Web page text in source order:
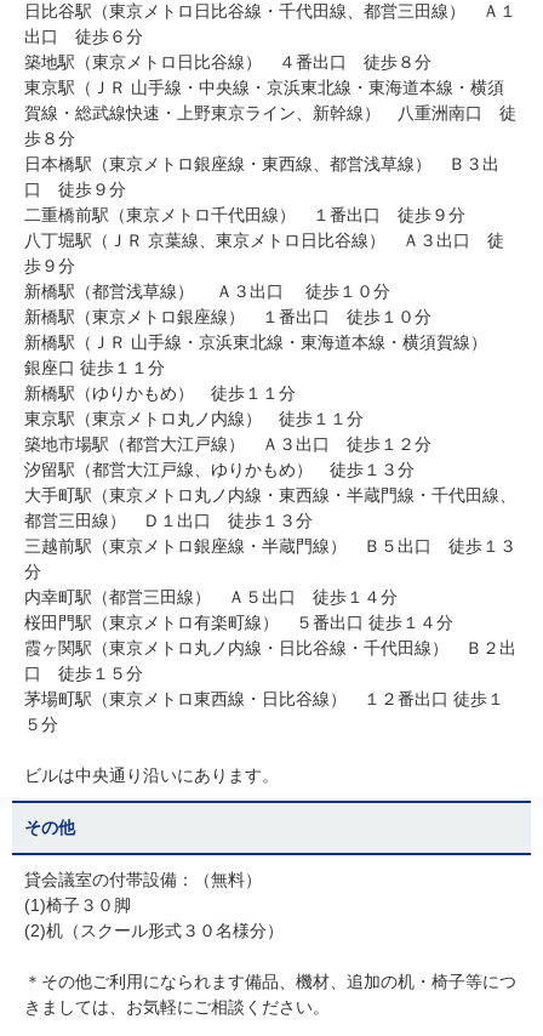
日比谷駅（東京メトロ日比谷線・千代田線、都営三田線） Ａ１
出口 徒歩６分
築地駅（東京メトロ日比谷線） ４番出口 徒歩８分
東京駅（ＪＲ 山手線・中央線・京浜東北線・東海道本線・横須
賀線・総武線快速・上野東京ライン、新幹線） 八重洲南口 徒
歩８分
日本橋駅（東京メトロ銀座線・東西線、都営浅草線） Ｂ３出
口 徒歩９分
二重橋前駅（東京メトロ千代田線） １番出口 徒歩９分
八丁堀駅（ＪＲ 京葉線、東京メトロ日比谷線） Ａ３出口 徒
歩９分
新橋駅（都営浅草線） Ａ３出口 徒歩１０分
新橋駅（東京メトロ銀座線） １番出口 徒歩１０分
新橋駅（ＪＲ 山手線・京浜東北線・東海道本線・横須賀線）
銀座口 徒歩１１分
新橋駅（ゆりかもめ） 徒歩１１分
東京駅（東京メトロ丸ノ内線） 徒歩１１分
築地市場駅（都営大江戸線） Ａ３出口 徒歩１２分
汐留駅（都営大江戸線、ゆりかもめ） 徒歩１３分
大手町駅（東京メトロ丸ノ内線・東西線・半蔵門線・千代田線、
都営三田線） Ｄ１出口 徒歩１３分
三越前駅（東京メトロ銀座線・半蔵門線） Ｂ５出口 徒歩１３
分
内幸町駅（都営三田線） Ａ５出口 徒歩１４分
桜田門駅（東京メトロ有楽町線） ５番出口 徒歩１４分
霞ヶ関駅（東京メトロ丸ノ内線・日比谷線・千代田線） Ｂ２出
口 徒歩１５分
茅場町駅（東京メトロ東西線・日比谷線） １２番出口 徒歩１
５分
ビルは中央通り沿いにあります。
その他
貸会議室の付帯設備：（無料）
(1)椅子３０脚
(2)机（スクール形式３０名様分）
＊その他ご利用になられます備品、機材、追加の机・椅子等につ
きましては、お気軽にご相談ください。